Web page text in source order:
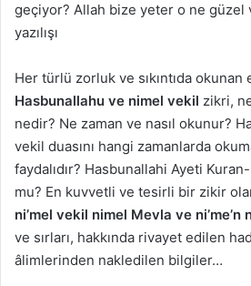
geçiyor? Allah bize yeter o ne güzel
yazılışı
Her türlü zorluk ve sıkıntıda
Hasbunallahu ve nimel vekil zikri,
nedir? Ne zaman ve nasıl okunur?
vekil duasını hangi zamanlarda
faydalıdır? Hasbunallahi Ayeti
mu? En kuvvetli ve tesirli bir zikir
ni’mel vekil nimel Mevla ve ni’me’n
ve sırları, hakkında rivayet edilen
âlimlerinden nakledilen bilgiler…